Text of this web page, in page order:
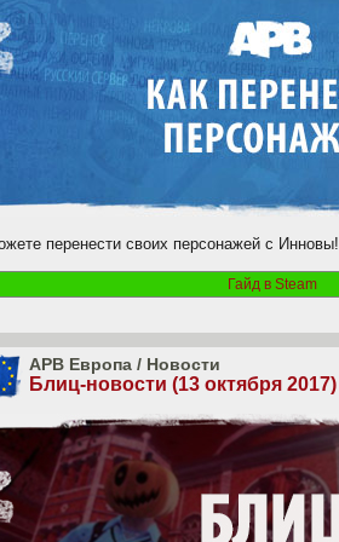
перенести своих персонажей с Инновы!
Гайд в Steam
APB Европа / Новости
Блиц-новости (13 октября 2017)